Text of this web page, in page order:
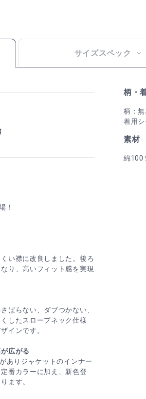
サイズスペック
！
い襟に改良しました。後ろ
り、高いフィット感を実現
ばらない、ダブつかない、
したスロープネック仕様
インです。
広がる
ありジャケットのインナー
番カラーに加え、新色登
ます。
柄・
柄：
着用
素材
綿100